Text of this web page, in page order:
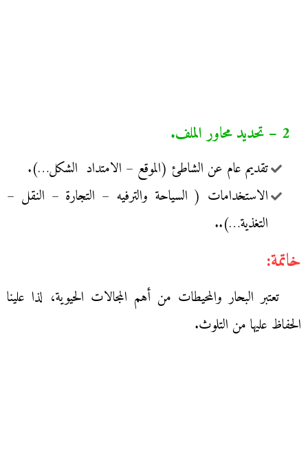
2 – تحديد محاور الملف.
تقديم عام عن الشاطئ (الموقع – الامتداد الشكل…).
الاستخدامات ( السياحة والترفيه – التجارة – النقل –
التغذية…)..
خاتمة:
تعتبر البحار والمحيطات من أهم المجالات الحيوية، لذا علينا
الحفاظ عليها من التلوث.